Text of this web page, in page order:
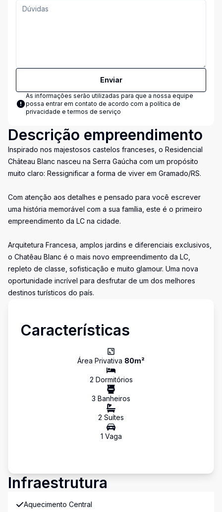
Enviar
As informações serão utilizadas para que a nossa equipe
possa entrar em contato de acordo com a política de
privacidade e termos de serviço
Descrição empreendimento
Inspirado nos majestosos castelos franceses, o Residencial
Château Blanc nasceu na Serra Gaúcha com um propósito
muito claro: Ressignificar a forma de viver em Gramado/RS.
Com atenção aos detalhes e pensado para você escrever
uma história memorável com a sua família, este é o primeiro
empreendimento da LC na cidade.
Arquitetura Francesa, amplos jardins e diferenciais exclusivos,
o Chatêau Blanc é o mais novo empreendimento da LC,
repleto de classe, sofisticação e muito glamour. Uma nova
oportunidade incrível para desfrutar de um dos melhores
destinos turísticos do país.
Características
Área Privativa 80m²
2 Dormitórios
3 Banheiros
2 Suítes
1 Vaga
Infraestrutura
Aquecimento Central